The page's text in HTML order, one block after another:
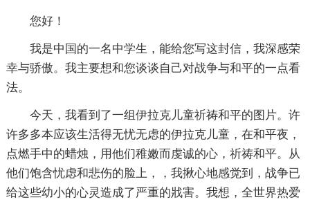
您好！
我是中国的一名中学生，能给您写这封信，我深感荣
幸与骄傲。我主要想和您谈谈自己对战争与和平的一点看
法。
今天，我看到了一组伊拉克儿童祈祷和平的图片。许
许多多本应该生活得无忧无虑的伊拉克儿童，在和平夜，
点燃手中的蜡烛，用他们稚嫩而虔诚的心，祈祷和平。从
他们饱含忧虑和悲伤的脸上，，我揪心地感觉到，战争已
给这些幼小的心灵造成了严重的戕害。我想，全世界热爱